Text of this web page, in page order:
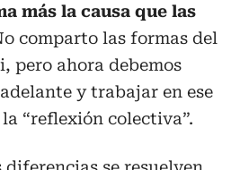
más la causa que las
comparto las formas del
pero ahora debemos
y trabajar en ese
“reflexión colectiva”.